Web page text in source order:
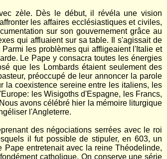
zèle. Dès le début, il révéla une vision
les affaires ecclésiastiques et civiles,
sur son gouvernement grâce au
qui affluaient sur sa table. Il s'agissait de
les problèmes qui affligeaient l'Italie et
Le Pape y consacra toutes les énergies
que les Lombards étaient seulement des
préoccupé de leur annoncer la parole
la coexistence sereine entre les italiens, les
les Wisigoths d'Espagne, les Francs,
avons célébré hier la mémoire liturgique
l'Angleterre.
des négociations serrées avec le roi
il fut possible de stipuler, en 603, un
entretenait avec la reine Théodelinde,
catholique. On conserve une série